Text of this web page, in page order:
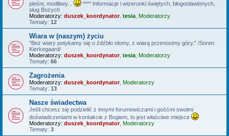
pieśni, modlitwy...
**** Informacje i wizerunki świętych, błogosławionych,
sług Bożych
Moderatorzy: duszek_koordynator, tesia Moderatorzy
Tematy: 12
Wiara w (naszym) życiu
"Bez wiary potykamy się o źdźbło słomy, z wiarą przenosimy góry." /Soren
Kierkegaard/
Moderatorzy: duszek_koordynator, tesia Moderatorzy
Tematy: 66
Zagrożenia
Moderatorzy: duszek_koordynator, Moderatorzy
Tematy: 13
Nasze świadectwa
Jeśli chcesz się podzielić z innymi forumowiczami i gośćmi swoimi
doświadczeniami w kontakcie z Bogiem, to jest właściwe miejsce
Moderatorzy: duszek_koordynator, Moderatorzy
Tematy: 3